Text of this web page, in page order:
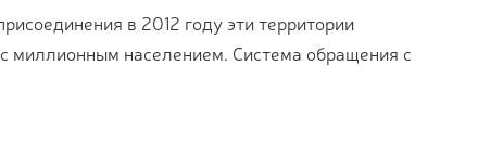
в 2012 году эти территории
миллионным населением. Система обращения с